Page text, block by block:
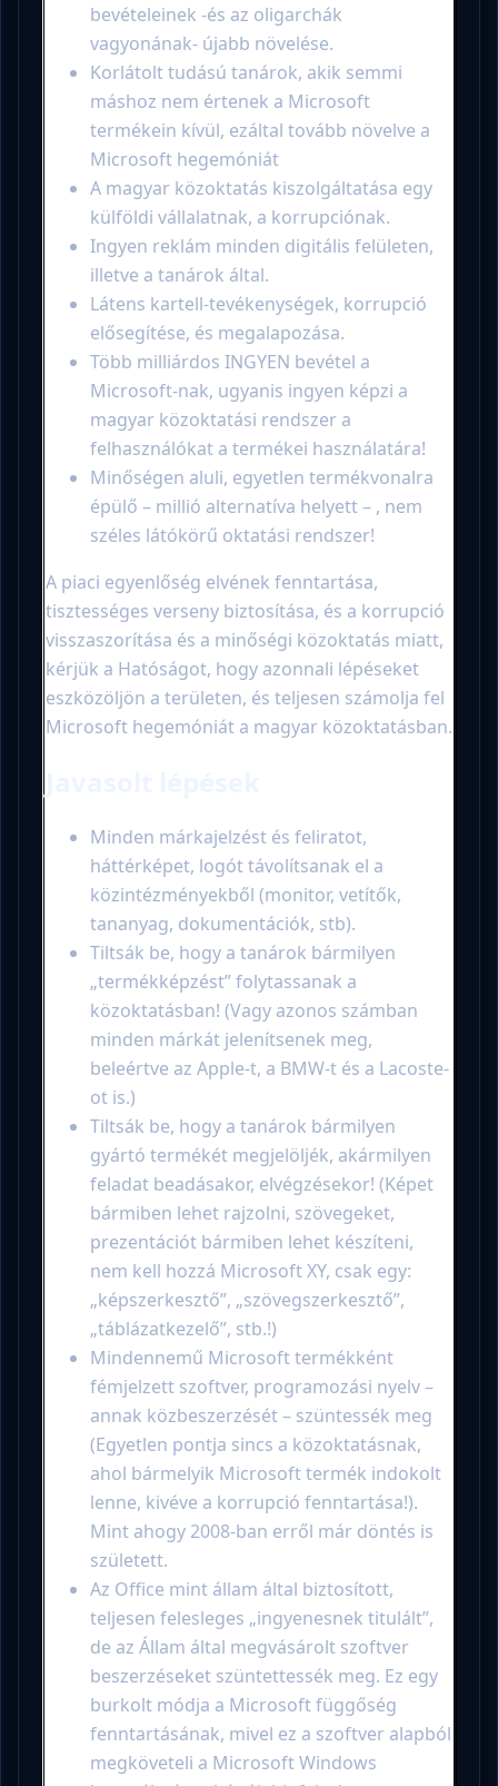
bevételeinek -és az oligarchák
vagyonának- újabb növelése.
Korlátolt tudású tanárok, akik semmi
máshoz nem értenek a Microsoft
termékein kívül, ezáltal tovább növelve a
Microsoft hegemóniát
A magyar közoktatás kiszolgáltatása egy
külföldi vállalatnak, a korrupciónak.
Ingyen reklám minden digitális felületen,
illetve a tanárok által.
Látens kartell-tevékenységek, korrupció
elősegítése, és megalapozása.
Több milliárdos INGYEN bevétel a
Microsoft-nak, ugyanis ingyen képzi a
magyar közoktatási rendszer a
felhasználókat a termékei használatára!
Minőségen aluli, egyetlen termékvonalra
épülő – millió alternatíva helyett – , nem
széles látókörű oktatási rendszer!
A piaci egyenlőség elvének fenntartása,
tisztességes verseny biztosítása, és a korrupció
visszaszorítása és a minőségi közoktatás miatt,
kérjük a Hatóságot, hogy azonnali lépéseket
eszközöljön a területen, és teljesen számolja fel
Microsoft hegemóniát a magyar közoktatásban.
Minden márkajelzést és feliratot,
háttérképet, logót távolítsanak el a
közintézményekből (monitor, vetítők,
tananyag, dokumentációk, stb).
Tiltsák be, hogy a tanárok bármilyen
„termékképzést” folytassanak a
közoktatásban! (Vagy azonos számban
minden márkát jelenítsenek meg,
beleértve az Apple-t, a BMW-t és a Lacoste-
ot is.)
Tiltsák be, hogy a tanárok bármilyen
gyártó termékét megjelöljék, akármilyen
feladat beadásakor, elvégzésekor! (Képet
bármiben lehet rajzolni, szövegeket,
prezentációt bármiben lehet készíteni,
nem kell hozzá Microsoft XY, csak egy:
„képszerkesztő”, „szövegszerkesztő”,
„táblázatkezelő”, stb.!)
Mindennemű Microsoft termékként
fémjelzett szoftver, programozási nyelv –
annak közbeszerzését – szüntessék meg
(Egyetlen pontja sincs a közoktatásnak,
ahol bármelyik Microsoft termék indokolt
lenne, kivéve a korrupció fenntartása!).
Mint ahogy 2008-ban erről már döntés is
született.
Az Office mint állam által biztosított,
teljesen felesleges „ingyenesnek titulált”,
de az Állam által megvásárolt szoftver
beszerzéseket szüntettessék meg. Ez egy
burkolt módja a Microsoft függőség
fenntartásának, mivel ez a szoftver alapból
megköveteli a Microsoft Windows